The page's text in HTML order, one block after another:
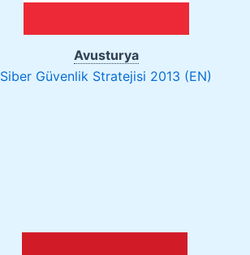
Avusturya
Siber Güvenlik Stratejisi 2013 (EN)